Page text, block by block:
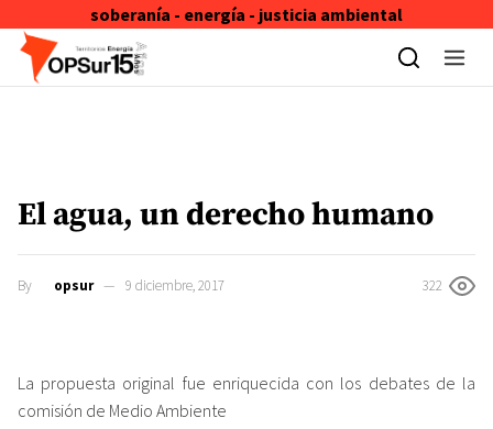
soberanía - energía - justicia ambiental
Skip to content
El agua, un derecho humano
By opsur 9 diciembre, 2017 322
La propuesta original fue enriquecida con los debates de la
comisión de Medio Ambiente